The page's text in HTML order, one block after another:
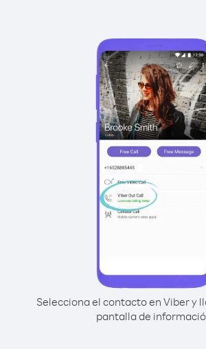
Selecciona el contacto en Viber y
pantalla de